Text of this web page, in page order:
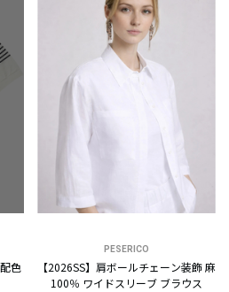
色
PESERICO
【2026SS】肩ボールチェーン装飾 麻
100％ ワイドスリーブ ブラウス